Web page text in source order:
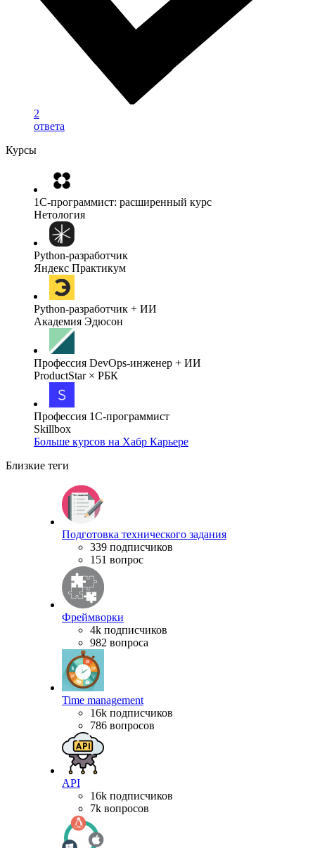
2
ответа
Курсы
1C-программист: расширенный курс
Нетология
Python-разработчик
Яндекс Практикум
Python-разработчик + ИИ
Академия Эдюсон
Профессия DevOps-инженер + ИИ
ProductStar × РБК
Профессия 1С-программист
Skillbox
Больше курсов на Хабр Карьере
Близкие теги
Подготовка технического задания
339 подписчиков
151 вопрос
Фреймворки
4k подписчиков
982 вопроса
Time management
16k подписчиков
786 вопросов
API
16k подписчиков
7k вопросов